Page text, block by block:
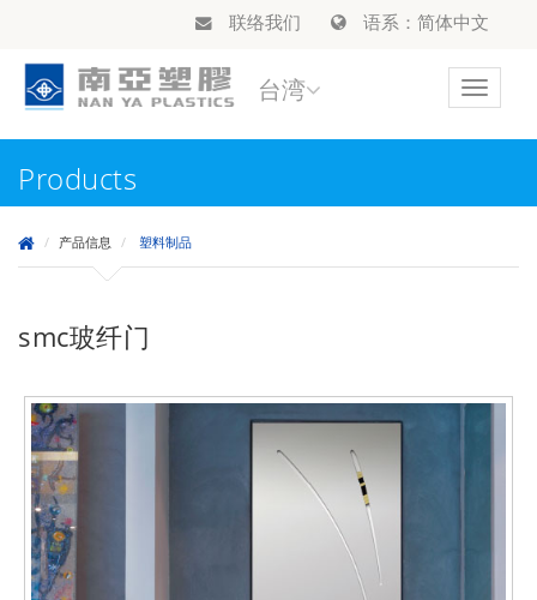
联络我们 语系：简体中文
Toggle
台湾
Products
产品信息 塑料制品
smc玻纤门